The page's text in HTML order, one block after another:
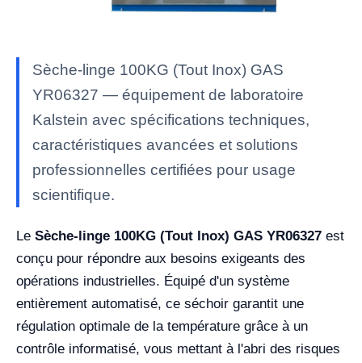
Sèche-linge 100KG (Tout Inox) GAS
YR06327 — équipement de laboratoire
Kalstein avec spécifications techniques,
caractéristiques avancées et solutions
professionnelles certifiées pour usage
scientifique.
Le Sèche-linge 100KG (Tout Inox) GAS YR06327 est
conçu pour répondre aux besoins exigeants des
opérations industrielles. Équipé d'un système
entièrement automatisé, ce séchoir garantit une
régulation optimale de la température grâce à un
contrôle informatisé, vous mettant à l'abri des risques